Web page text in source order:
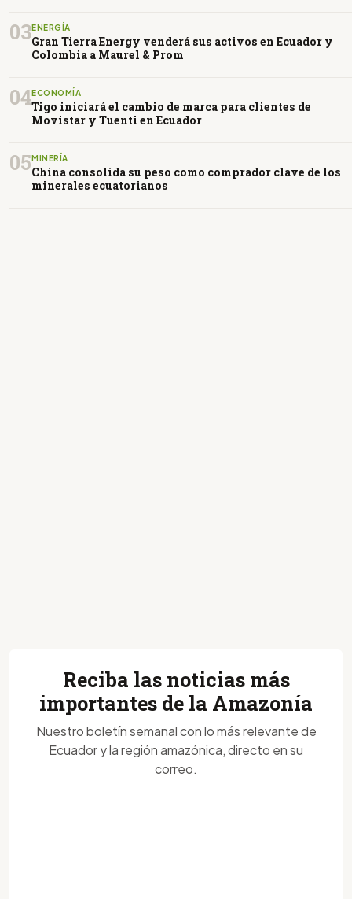
03ENERGÍA
Gran Tierra Energy venderá sus activos en Ecuador y
Colombia a Maurel & Prom
04ECONOMÍA
Tigo iniciará el cambio de marca para clientes de
Movistar y Tuenti en Ecuador
05 MINERÍA
China consolida su peso como comprador clave de los
minerales ecuatorianos
Reciba las noticias más
importantes de la Amazonía
Nuestro boletín semanal con lo más relevante de
Ecuador y la región amazónica, directo en su
correo.